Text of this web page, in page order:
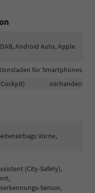
Android Auto, Apple
für Smartphones
vorhanden
Vorne,
(City-Safety),
Sensor,